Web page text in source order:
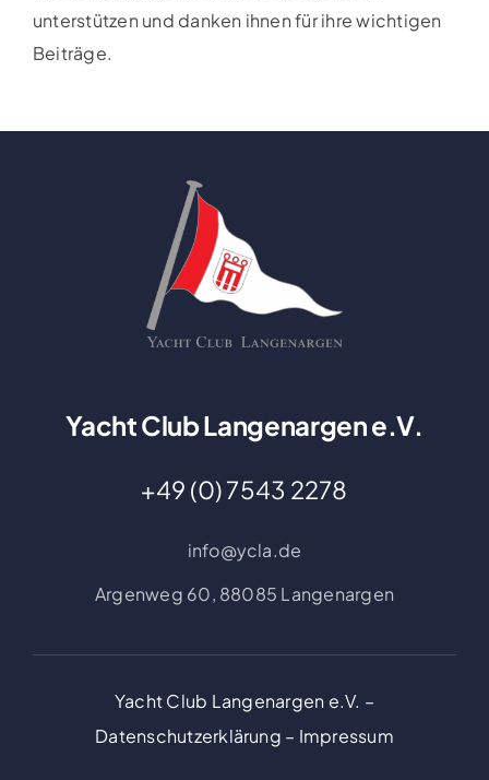
unterstützen und danken ihnen für ihre wichtigen
Beiträge.
Yacht Club Langenargen e.V.
+49 (0) 7543 2278
info@ycla.de
Argenweg 60, 88085 Langenargen
Yacht Club Langenargen e.V. –
Datenschutzerklärung – Impressum